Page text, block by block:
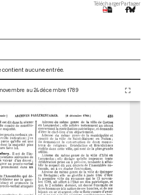
TéléchargerPartager
contient aucune entrée.
au 24 décembre 1789